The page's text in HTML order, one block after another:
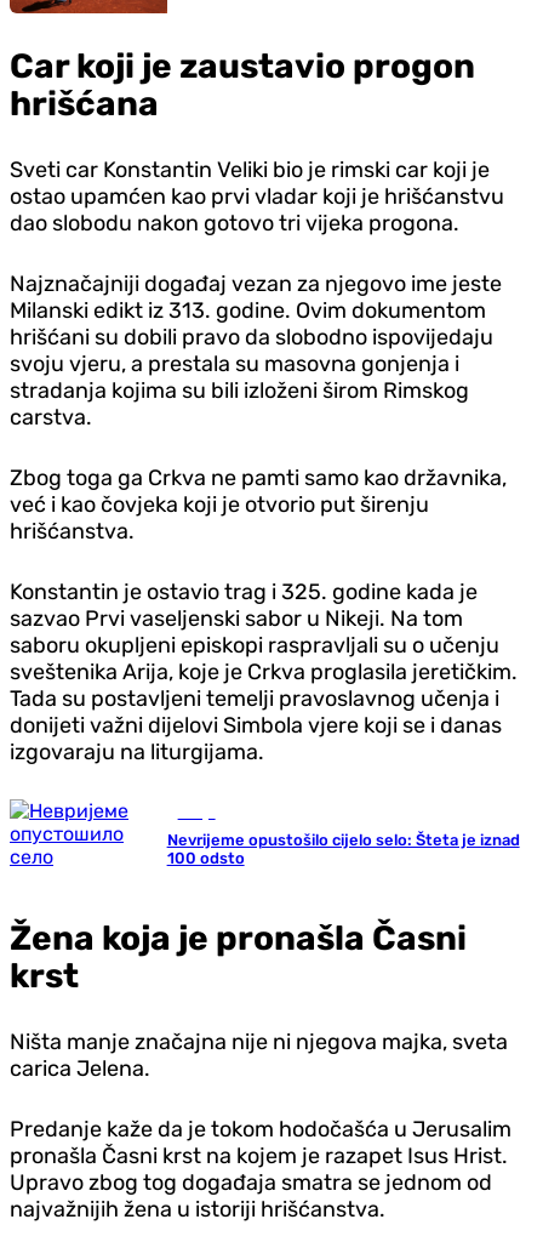
Car koji je zaustavio progon
hrišćana
Sveti car Konstantin Veliki bio je rimski car koji je
ostao upamćen kao prvi vladar koji je hrišćanstvu
dao slobodu nakon gotovo tri vijeka progona.
Najznačajniji događaj vezan za njegovo ime jeste
Milanski edikt iz 313. godine. Ovim dokumentom
hrišćani su dobili pravo da slobodno ispovijedaju
svoju vjeru, a prestala su masovna gonjenja i
stradanja kojima su bili izloženi širom Rimskog
carstva.
Zbog toga ga Crkva ne pamti samo kao državnika,
već i kao čovjeka koji je otvorio put širenju
hrišćanstva.
Konstantin je ostavio trag i 325. godine kada je
sazvao Prvi vaseljenski sabor u Nikeji. Na tom
saboru okupljeni episkopi raspravljali su o učenju
sveštenika Arija, koje je Crkva proglasila jeretičkim.
Tada su postavljeni temelji pravoslavnog učenja i
donijeti važni dijelovi Simbola vjere koji se i danas
izgovaraju na liturgijama.
Nevrijeme opustošilo cijelo selo: Šteta je iznad
100 odsto
Žena koja je pronašla Časni
krst
Ništa manje značajna nije ni njegova majka, sveta
carica Jelena.
Predanje kaže da je tokom hodočašća u Jerusalim
pronašla Časni krst na kojem je razapet Isus Hrist.
Upravo zbog tog događaja smatra se jednom od
najvažnijih žena u istoriji hrišćanstva.